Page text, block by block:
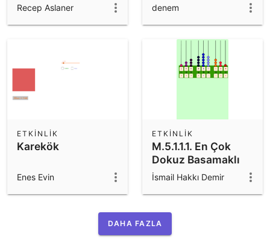
Recep Aslaner denem
Karekök
ETKINLIK
Enes Evin
M.5.1.1.1. En Çok
Dokuz Basamaklı
Doğal Sayıları
ETKINLIK
İsmail Hakkı Demir
DAHA FAZLA